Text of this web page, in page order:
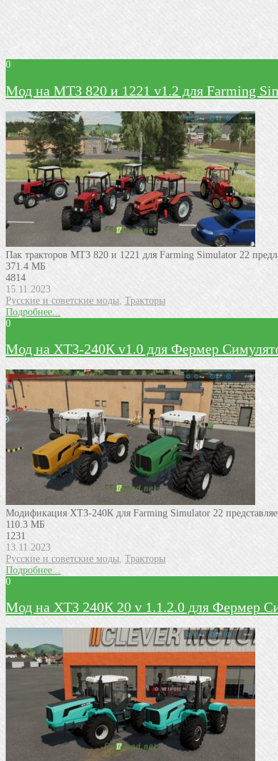
0
Мод на МТЗ 820 и 1221 v1.2 для Farming
Пак тракторов МТЗ 820 и 1221 для Farming Simulator 22
371.4 МБ
4814
15.11.2023
Русские и советские моды Тракторы
Подробнее...
0
Мод на ХТЗ-240К v1.0 для Фермер
Модификация ХТЗ-240К для Farming Simulator 22
110.3 МБ
1231
13.11.2023
Русские и советские моды, Тракторы
Подробнее...
0
Мод на ХТЗ 240К 20 v 1.1.2.0 для Фермер